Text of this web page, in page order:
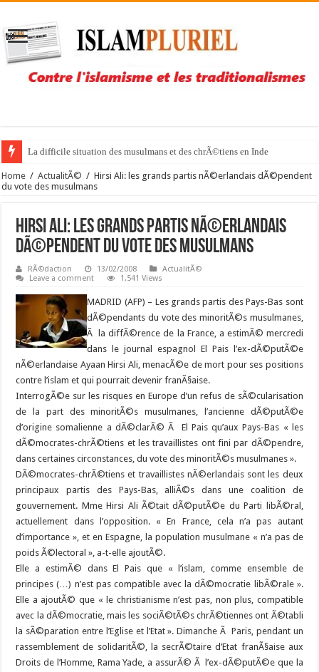
La difficile situation des musulmans et des chrÃ©tiens en Inde
Home / ActualitÃ© / Hirsi Ali: les grands partis nÃ©erlandais dÃ©pendent
du vote des musulmans
Hirsi Ali: les grands partis nÃ©erlandais
dÃ©pendent du vote des musulmans
RÃ©daction 13/02/2008
ActualitÃ©
Leave a comment
1,541 Views
MADRID (AFP) – Les grands partis des Pays-Bas sont
dÃ©pendants du vote des minoritÃ©s musulmanes,
Ã la diffÃ©rence de la France, a estimÃ© mercredi
dans le journal espagnol El Pais l’ex-dÃ©putÃ©e
nÃ©erlandaise Ayaan Hirsi Ali, menacÃ©e de mort pour ses positions
contre l’islam et qui pourrait devenir franÃ§aise.
InterrogÃ©e sur les risques en Europe d’un refus de sÃ©cularisation
de la part des minoritÃ©s musulmanes, l’ancienne dÃ©putÃ©e
d’origine somalienne a dÃ©clarÃ© Ã El Pais qu’aux Pays-Bas « les
dÃ©mocrates-chrÃ©tiens et les travaillistes ont fini par dÃ©pendre,
dans certaines circonstances, du vote des minoritÃ©s musulmanes ».
DÃ©mocrates-chrÃ©tiens et travaillistes nÃ©erlandais sont les deux
principaux partis des Pays-Bas, alliÃ©s dans une coalition de
gouvernement. Mme Hirsi Ali Ã©tait dÃ©putÃ©e du Parti libÃ©ral,
actuellement dans l’opposition. « En France, cela n’a pas autant
d’importance », et en Espagne, la population musulmane « n’a pas de
poids Ã©lectoral », a-t-elle ajoutÃ©.
Elle a estimÃ© dans El Pais que « l’islam, comme ensemble de
principes (…) n’est pas compatible avec la dÃ©mocratie libÃ©rale ».
Elle a ajoutÃ© que « le christianisme n’est pas, non plus, compatible
avec la dÃ©mocratie, mais les sociÃ©tÃ©s chrÃ©tiennes ont Ã©tabli
la sÃ©paration entre l’Eglise et l’Etat ». Dimanche Ã Paris, pendant un
rassemblement de solidaritÃ©, la secrÃ©taire d’Etat franÃ§aise aux
Droits de l’Homme, Rama Yade, a assurÃ© Ã l’ex-dÃ©putÃ©e que la